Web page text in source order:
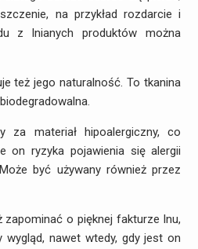
na przykład rozdarcie i
z lnianych produktów można
też jego naturalność. To tkanina
za materiał hipoalergiczny, co
on ryzyka pojawienia się alergii
być używany również przez
zapominać o pięknej fakturze lnu,
nawet wtedy, gdy jest on